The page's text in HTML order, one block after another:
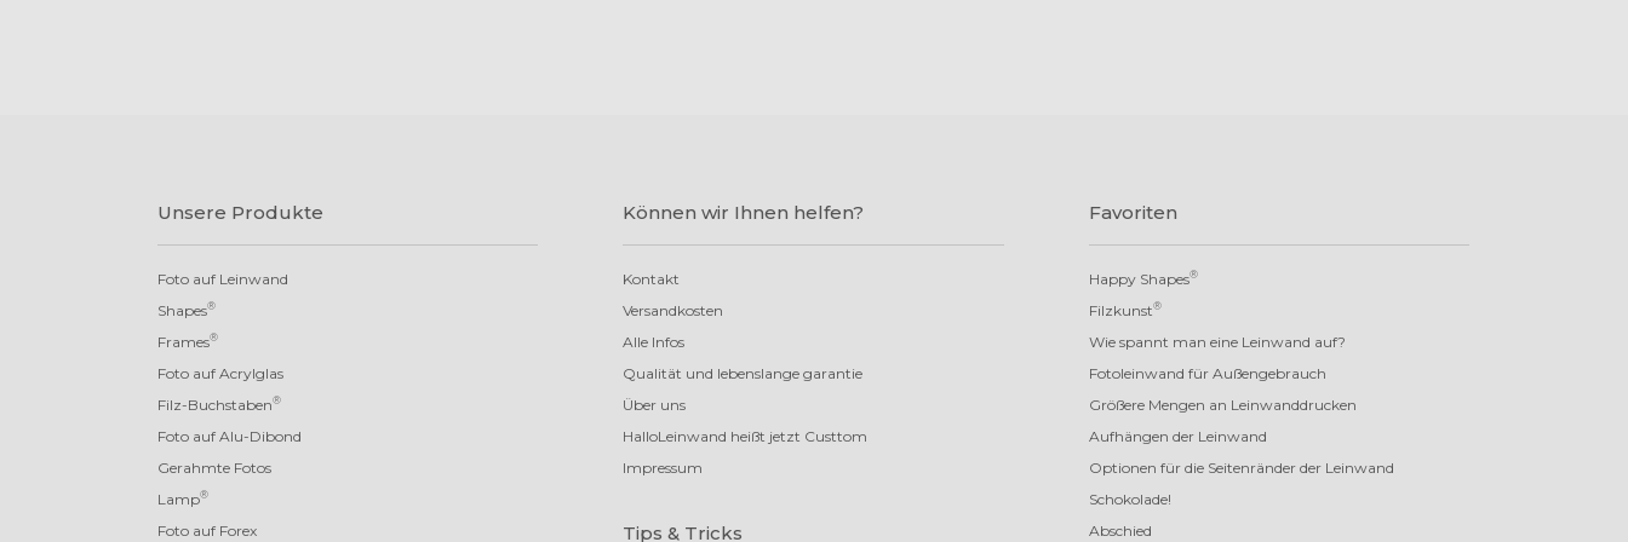
Unsere Produkte
Foto auf Leinwand
Shapes®
Frames®
Foto auf Acrylglas
Filz-Buchstaben®
Foto auf Alu-Dibond
Gerahmte Fotos
Lamp®
Foto auf Forex
Können wir Ihnen helfen?
Kontakt
Versandkosten
Alle Infos
Qualität und lebenslange garantie
Über uns
HalloLeinwand heißt jetzt Custtom
Impressum
Tips & Tricks
Favoriten
Happy Shapes®
Filzkunst®
Wie spannt man eine Leinwand auf?
Fotoleinwand für Außengebrauch
Größere Mengen an Leinwanddrucken
Aufhängen der Leinwand
Optionen für die Seitenränder der Leinwand
Schokolade!
Abschied